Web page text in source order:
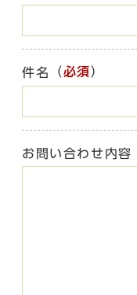
件名 （必須）
お問い合わせ内容